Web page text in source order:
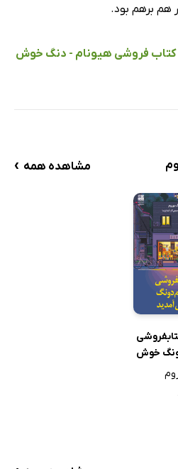
هم برهم بود.
کتاب فروشی هیونام - دنگ خوش
مشاهده همه ›
خوش